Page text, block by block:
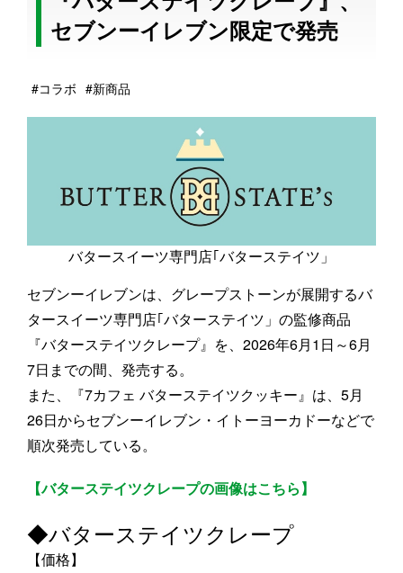
セブンーイレブン限定で発売
#コラボ #新商品
バタースイーツ専門店｢バターステイツ」
セブンーイレブンは、グレープストーンが展開するバ
タースイーツ専門店｢バターステイツ」の監修商品
『バターステイツクレープ』を、2026年6月1日～6月
7日までの間、発売する。
また、『7カフェ バターステイツクッキー』は、5月
26日からセブンーイレブン・イトーヨーカドーなどで
順次発売している。
【バターステイツクレープの画像はこちら】
◆バターステイツクレープ
【価格】